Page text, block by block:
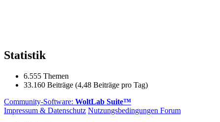
Statistik
6.555 Themen
33.160 Beiträge (4,48 Beiträge pro Tag)
Community-Software: WoltLab Suite™
Impressum & Datenschutz Nutzungsbedingungen Forum